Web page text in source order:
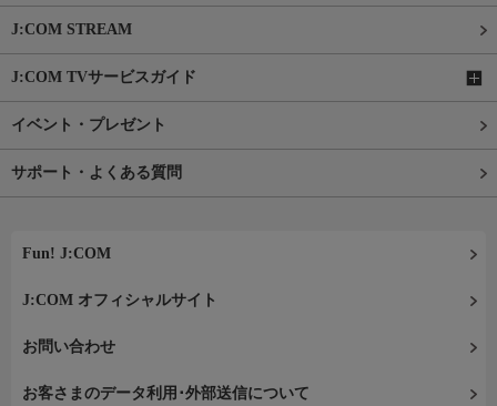
J:COM STREAM
J:COM TVサービスガイド
イベント・プレゼント
サポート・よくある質問
Fun! J:COM
J:COM オフィシャルサイト
お問い合わせ
お客さまのデータ利用･外部送信について